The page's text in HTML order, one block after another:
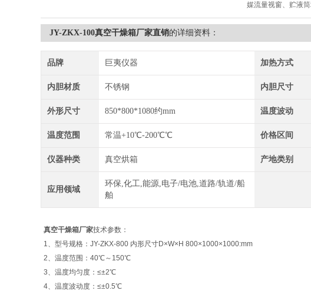
媒流量视窗、贮液
JY-ZKX-100真空干燥箱厂家直销的详细资料：
品牌 巨夷仪器 加热方式
内胆材质 不锈钢 内胆尺寸
外形尺寸 850*800*1080约mm 温度波动
温度范围 常温+10℃-200℃℃ 价格区间
仪器种类 真空烘箱 产地类别
应用领域
环保,化工,能源,电子/电池,道路/轨道/船
舶
真空干燥箱厂家技术参数：
1、型号规格：JY-ZKX-800 内形尺寸D×W×H 800×1000×1000:mm
2、温度范围：40℃～150℃
3、温度均匀度：≤±2℃
4、温度波动度：≤±0.5℃